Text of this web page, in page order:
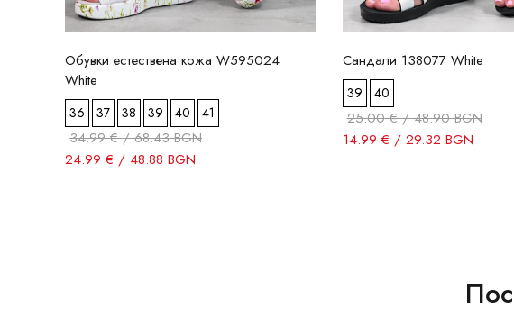
Обувки естествена кожа W595024
White
36 37 38 39 40 41
34.99 € / 68.43 BGN
24.99 € / 48.88 BGN
Сандали 138077 White
39 40
25.00 € / 48.90 BGN
14.99 € / 29.32 BGN